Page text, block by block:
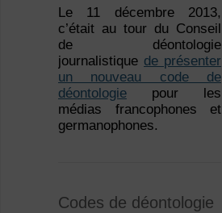
Le 11 décembre 2013,
c’était au tour du Conseil
de déontologie
journalistique de présenter
un nouveau code de
déontologiepour les
médias francophones et
germanophones.
Codes de déontologie